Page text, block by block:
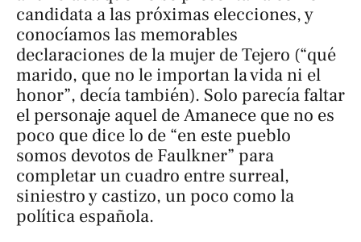
candidata a las próximas elecciones, y
conocíamos las memorables
declaraciones de la mujer de Tejero (“qué
marido, que no le importan la vida ni el
honor”, decía también). Solo parecía faltar
el personaje aquel deAmanece que no es
poco que dice lo de “en este pueblo
somos devotos de Faulkner” para
completar un cuadro entre surreal,
siniestro y castizo, un poco como la
política española.